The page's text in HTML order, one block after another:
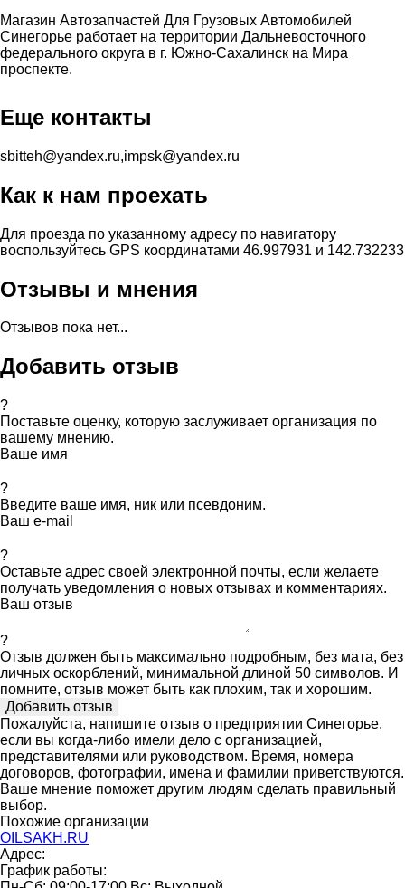
Магазин Автозапчастей Для Грузовых Автомобилей
Синегорье работает на территории Дальневосточного
федерального округа в г. Южно-Сахалинск на Мира
проспекте.
Еще контакты
sbitteh@yandex.ru,impsk@yandex.ru
Как к нам проехать
Для проезда по указанному адресу по навигатору
воспользуйтесь GPS координатами 46.997931 и 142.732233
Отзывы и мнения
Отзывов пока нет...
Добавить отзыв
?
Поставьте оценку, которую заслуживает организация по
вашему мнению.
Ваше имя
?
Введите ваше имя, ник или псевдоним.
Ваш e-mail
?
Оставьте адрес своей электронной почты, если желаете
получать уведомления о новых отзывах и комментариях.
Ваш отзыв
?
Отзыв должен быть максимально подробным, без мата, без
личных оскорблений, минимальной длиной 50 символов. И
помните, отзыв может быть как плохим, так и хорошим.
Пожалуйста, напишите отзыв о предприятии Синегорье,
если вы когда-либо имели дело с организацией,
представителями или руководством. Время, номера
договоров, фотографии, имена и фамилии приветствуются.
Ваше мнение поможет другим людям сделать правильный
выбор.
Похожие организации
OILSAKH.RU
Адрес:
График работы: